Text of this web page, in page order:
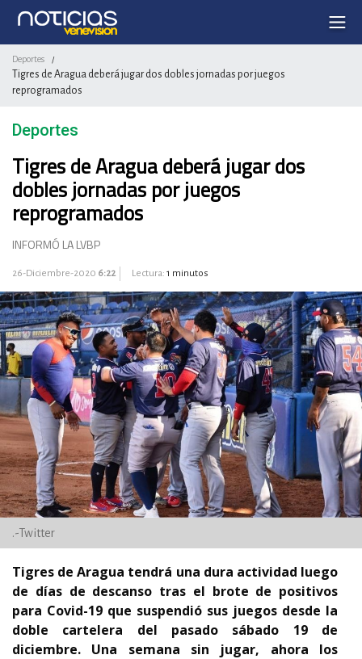
Deportes /
Tigres de Aragua deberá jugar dos dobles jornadas por juegos
reprogramados
Deportes
Tigres de Aragua deberá jugar dos
dobles jornadas por juegos
reprogramados
INFORMÓ LA LVBP
26-Diciembre-2020 6:22 Lectura: 1 minutos
.-Twitter
Tigres de Aragua tendrá una dura actividad luego
de días de descanso tras el brote de positivos
para Covid-19 que suspendió sus juegos desde la
doble cartelera del pasado sábado 19 de
diciembre. Una semana sin jugar, ahora los